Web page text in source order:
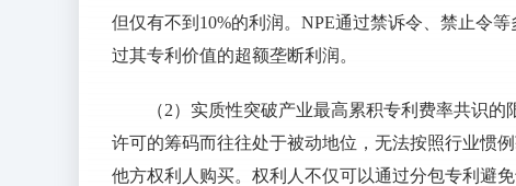
但仅有不到10%的利润。NPE通过禁诉令、禁止令
过其专利价值的超额垄断利润。
（2）实质性突破产业最高累积专利费率共识
许可的筹码而往往处于被动地位，无法按照行业惯
他方权利人购买。权利人不仅可以通过分包专利避